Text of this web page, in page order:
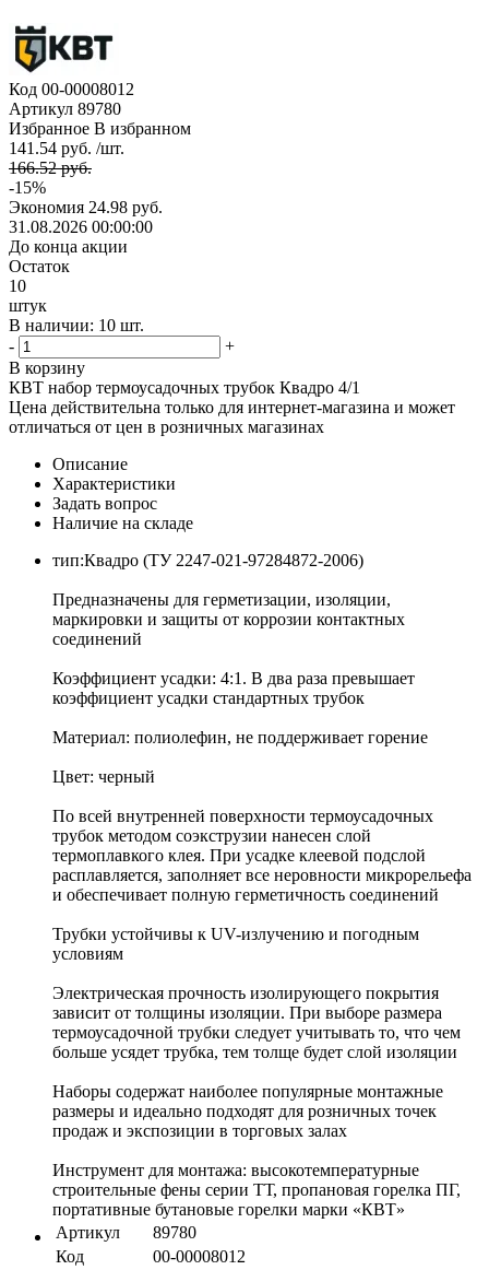
Код 00-00008012
Артикул 89780
Избранное В избранном
141.54 руб. /шт.
166.52 руб.
-15%
Экономия 24.98 руб.
31.08.2026 00:00:00
До конца акции
Остаток
10
штук
В наличии: 10 шт.
-
+
В корзину
КВТ набор термоусадочных трубок Квадро 4/1
Цена действительна только для интернет-магазина и может
отличаться от цен в розничных магазинах
Описание
Характеристики
Задать вопрос
Наличие на складе
тип:Квадро (ТУ 2247-021-97284872-2006)
Предназначены для герметизации, изоляции,
маркировки и защиты от коррозии контактных
соединений
Коэффициент усадки: 4:1. В два раза превышает
коэффициент усадки стандартных трубок
Материал: полиолефин, не поддерживает горение
Цвет: черный
По всей внутренней поверхности термоусадочных
трубок методом соэкструзии нанесен слой
термоплавкого клея. При усадке клеевой подслой
расплавляется, заполняет все неровности микрорельефа
и обеспечивает полную герметичность соединений
Трубки устойчивы к UV-излучению и погодным
условиям
Электрическая прочность изолирующего покрытия
зависит от толщины изоляции. При выборе размера
термоусадочной трубки следует учитывать то, что чем
больше усядет трубка, тем толще будет слой изоляции
Наборы содержат наиболее популярные монтажные
размеры и идеально подходят для розничных точек
продаж и экспозиции в торговых залах
Инструмент для монтажа: высокотемпературные
строительные фены серии ТТ, пропановая горелка ПГ,
портативные бутановые горелки марки «КВТ»
Артикул
89780
Код
00-00008012